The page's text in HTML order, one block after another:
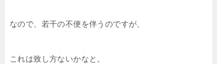
なので、若干の不便を伴うのですが、
これは致し方ないかなと。